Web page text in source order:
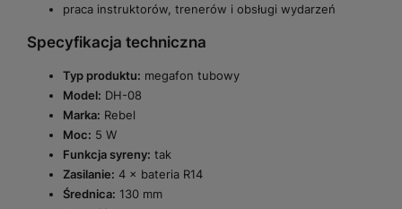
praca instruktorów, trenerów i obsługi wydarzeń
Specyfikacja techniczna
Typ produktu: megafon tubowy
Model: DH-08
Marka: Rebel
Moc: 5 W
Funkcja syreny: tak
Zasilanie: 4 × bateria R14
Średnica: 130 mm